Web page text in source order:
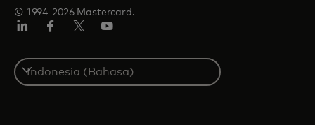
© 1994-2026 Mastercard.
Select
a
country